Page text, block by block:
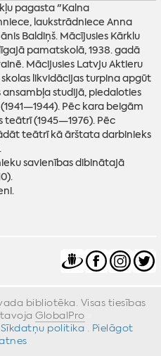
pagasta "Kalna
laukstrādniece Anna
Baldiņš. Mācījusies Kārklu
pamatskolā, 1938. gadā
Mācijusies Latvju Aktieru
likvidācijas turpina apgūt
studijā, piedaloties
Pēc kara beigām
(1945—1976). Pēc
teātrī kā ārštata darbinieks
savienības dibinātajā
bibliotēka. Visas tiesības
GlobalPro
Sīkdatņu politika · Pielāgot